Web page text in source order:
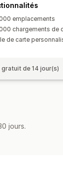
emplacements
chargements de
de carte
gratuit de 14 jour(s)
jours.